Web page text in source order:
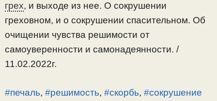
грех, и выходе из нее. О сокрушении
греховном, и о сокрушении спасительном. Об
очищении чувства решимости от
самоуверенности и самонадеянности. /
11.02.2022г.
#печаль, #решимость, #скорбь, #сокрушение